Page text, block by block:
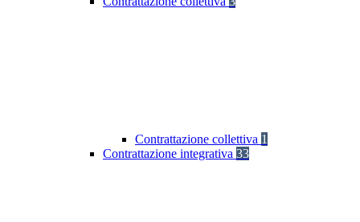
Contrattazione collettiva 1
Contrattazione integrativa 33